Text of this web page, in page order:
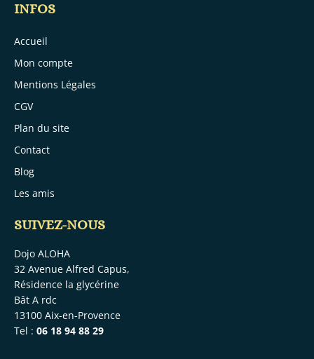
INFOS
Accueil
Mon compte
Mentions Légales
CGV
Plan du site
Contact
Blog
Les amis
SUIVEZ-NOUS
Dojo ALOHA
32 Avenue Alfred Capus,
Résidence la glycérine
Bât A rdc
13100 Aix-en-Provence
Tel : 06 18 94 88 29